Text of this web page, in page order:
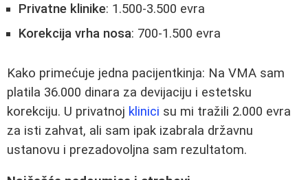
Privatne klinike: 1.500-3.500 evra
Korekcija vrha nosa: 700-1.500 evra
Kako primećuje jedna pacijentkinja: Na VMA sam
platila 36.000 dinara za devijaciju i estetsku
korekciju. U privatnoj klinici su mi tražili 2.000 evra
za isti zahvat, ali sam ipak izabrala državnu
ustanovu i prezadovoljna sam rezultatom.